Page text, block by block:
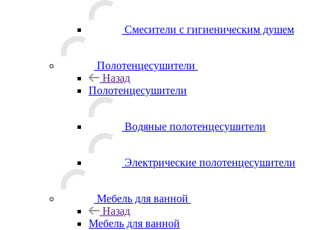
Смесители с гигиеническим душем
Полотенцесушители
Назад
Полотенцесушители
Водяные полотенцесушители
Электрические полотенцесушители
Мебель для ванной
Назад
Мебель для ванной